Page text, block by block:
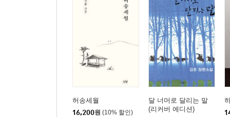
허송세월
16,200원 (10% 할인)
달 너머로 달리는 말
(리커버 에디션)